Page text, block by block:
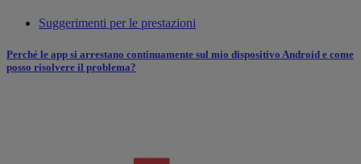
Suggerimenti per le prestazioni
Perché le app si arrestano continuamente sul mio dispositivo Android e come
posso risolvere il problema?